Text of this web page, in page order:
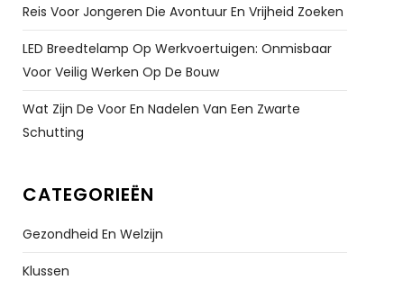
Reis Voor Jongeren Die Avontuur En Vrijheid Zoeken
LED Breedtelamp Op Werkvoertuigen: Onmisbaar
Voor Veilig Werken Op De Bouw
Wat Zijn De Voor En Nadelen Van Een Zwarte
Schutting
CATEGORIEËN
Gezondheid En Welzijn
Klussen